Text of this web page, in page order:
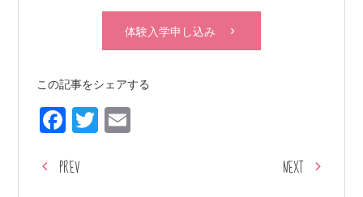
体験入学申し込み
この記事をシェアする
Facebook
Twitter
Email
PREV NEXT